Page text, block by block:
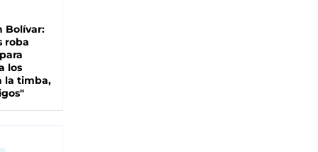
Bolívar:
roba
los
la timba,